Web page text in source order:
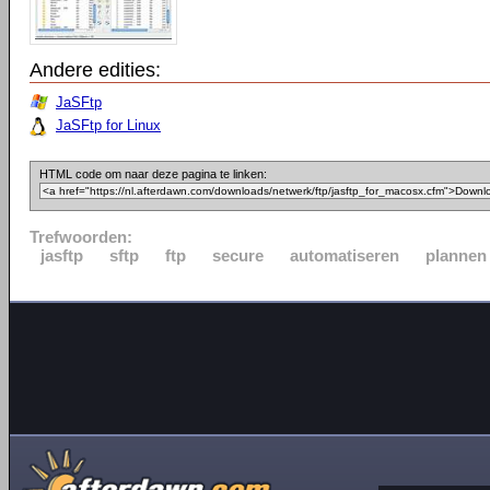
Andere edities:
JaSFtp
JaSFtp for Linux
HTML code om naar deze pagina te linken:
Trefwoorden:
jasftp
sftp ftp secure automatiseren plannen